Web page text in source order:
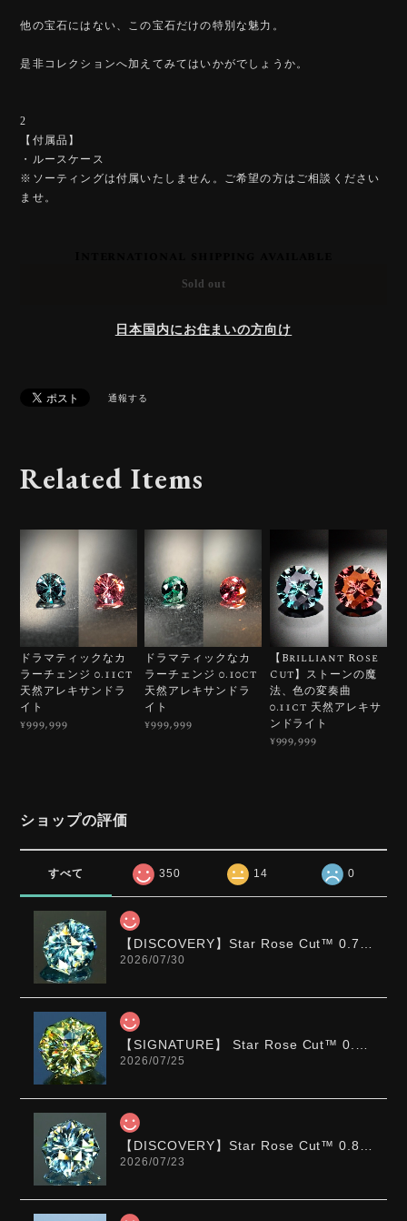
他の宝石にはない、この宝石だけの特別な魅力。
是非コレクションへ加えてみてはいかがでしょうか。
2
【付属品】
・ルースケース
※ソーティングは付属いたしません。ご希望の方はご相談ください
ませ。
Sold out
日本国内にお住まいの方向け
通報する
Related Items
ドラマティックなカ
ラーチェンジ 0.11ct
天然アレキサンドラ
イト
¥999,999
ドラマティックなカ
ラーチェンジ 0.10ct
天然アレキサンドラ
イト
¥999,999
【Brilliant Rose
Cut】ストーンの魔
法、色の変奏曲
0.11ct 天然アレキサ
ンドライト
¥999,999
ショップの評価
すべて 350 14 0
2026/07/30
2026/07/25
2026/07/23